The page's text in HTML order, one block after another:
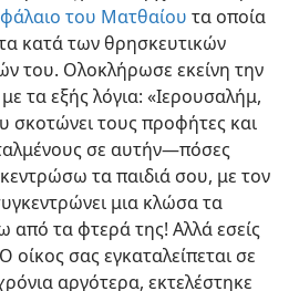
του Ματθαίου τα οποία
κατά των θρησκευτικών
του. Ολοκλήρωσε εκείνη την
τα εξής λόγια: «Ιερουσαλήμ,
σκοτώνει τους προφήτες και
σε αυτήν—πόσες
τα παιδιά σου, με τον
μια κλώσα τα
τα φτερά της! Αλλά εσείς
οίκος σας εγκαταλείπεται σε
αργότερα, εκτελέστηκε